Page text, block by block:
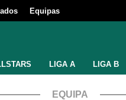
Equipas
LIGA A LIGA B
EQUIPA